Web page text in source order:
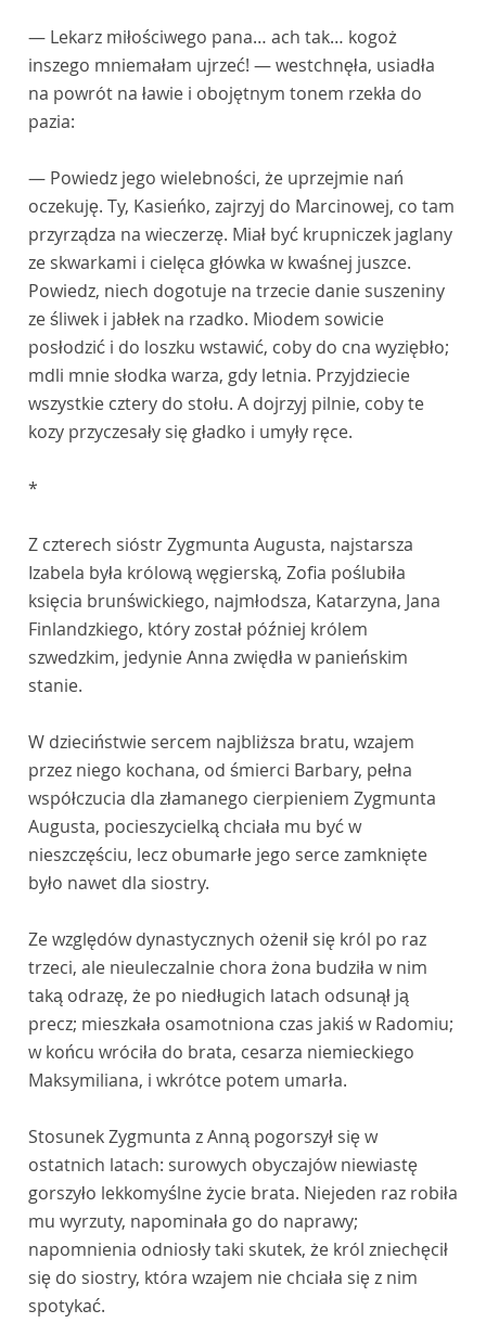
— Lekarz miłościwego pana… ach tak… kogoż
inszego mniemałam ujrzeć! — westchnęła, usiadła
na powrót na ławie i obojętnym tonem rzekła do
pazia:
— Powiedz jego wielebności, że uprzejmie nań
oczekuję. Ty, Kasieńko, zajrzyj do Marcinowej, co tam
przyrządza na wieczerzę. Miał być krupniczek jaglany
ze skwarkami i cielęca główka w kwaśnej juszce.
Powiedz, niech dogotuje na trzecie danie suszeniny
ze śliwek i jabłek na rzadko. Miodem sowicie
posłodzić i do loszku wstawić, coby do cna wyziębło;
mdli mnie słodka warza, gdy letnia. Przyjdziecie
wszystkie cztery do stołu. A dojrzyj pilnie, coby te
kozy przyczesały się gładko i umyły ręce.
*
Z czterech sióstr Zygmunta Augusta, najstarsza
Izabela była królową węgierską, Zofia poślubiła
księcia brunświckiego, najmłodsza, Katarzyna, Jana
Finlandzkiego, który został później królem
szwedzkim, jedynie Anna zwiędła w panieńskim
stanie.
W dzieciństwie sercem najbliższa bratu, wzajem
przez niego kochana, od śmierci Barbary, pełna
współczucia dla złamanego cierpieniem Zygmunta
Augusta, pocieszycielką chciała mu być w
nieszczęściu, lecz obumarłe jego serce zamknięte
było nawet dla siostry.
Ze względów dynastycznych ożenił się król po raz
trzeci, ale nieuleczalnie chora żona budziła w nim
taką odrazę, że po niedługich latach odsunął ją
precz; mieszkała osamotniona czas jakiś w Radomiu;
w końcu wróciła do brata, cesarza niemieckiego
Maksymiliana, i wkrótce potem umarła.
Stosunek Zygmunta z Anną pogorszył się w
ostatnich latach: surowych obyczajów niewiastę
gorszyło lekkomyślne życie brata. Niejeden raz robiła
mu wyrzuty, napominała go do naprawy;
napomnienia odniosły taki skutek, że król zniechęcił
się do siostry, która wzajem nie chciała się z nim
spotykać.